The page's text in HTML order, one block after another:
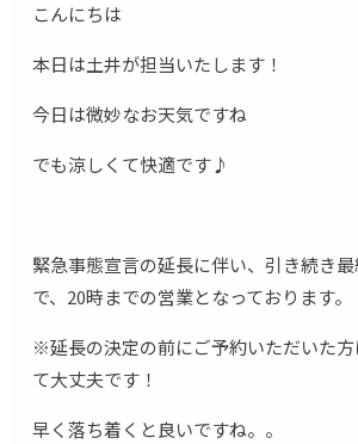
こんにちは
本日は土井が担当いたします！
今日は微妙なお天気ですね
でも涼しくて快適です♪
緊急事態宣言の延長に伴い、引き続き
で、20時までの営業となっております。
※延長の決定の前にご予約いただいた方
て大丈夫です！
早く落ち着くと良いですね。。